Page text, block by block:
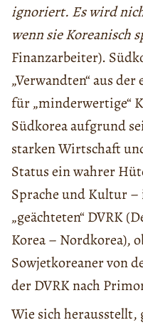
ignoriert. Es wird
wenn sie Koreanisch
Finanzarbeiter).
„Verwandten“ aus
für „minderwertige“
Südkorea aufgrund
starken Wirtschaft
Status ein wahrer
Sprache und Kultur –
„geächteten“ DVRK
Korea – Nordkorea),
Sowjetkoreaner von
der DVRK nach
Wie sich herausstellt,